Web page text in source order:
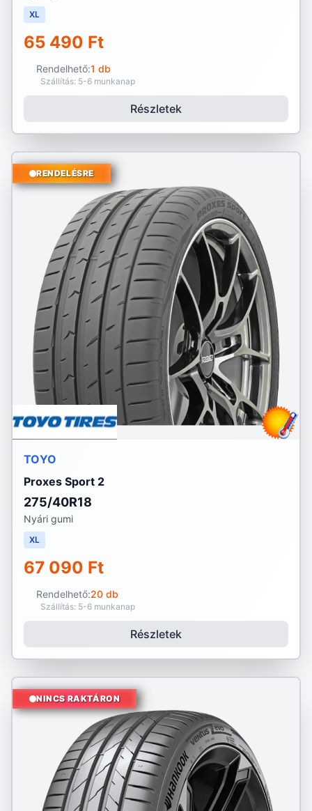
XL
65 490 Ft
Rendelhető:1 db
Szállítás: 5-6 munkanap
Részletek
RENDELÉSRE
TOYO
Proxes Sport 2
275/40R18
Nyári gumi
XL
67 090 Ft
Rendelhető:20 db
Szállítás: 5-6 munkanap
Részletek
NINCS RAKTÁRON